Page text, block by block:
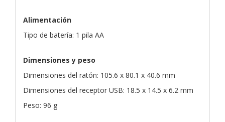
Alimentación
Tipo de batería: 1 pila AA
Dimensiones y peso
Dimensiones del ratón: 105.6 x 80.1 x 40.6 mm
Dimensiones del receptor USB: 18.5 x 14.5 x 6.2 mm
Peso: 96 g